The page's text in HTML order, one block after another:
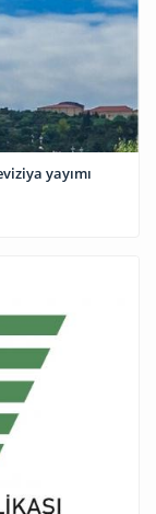
yayımı